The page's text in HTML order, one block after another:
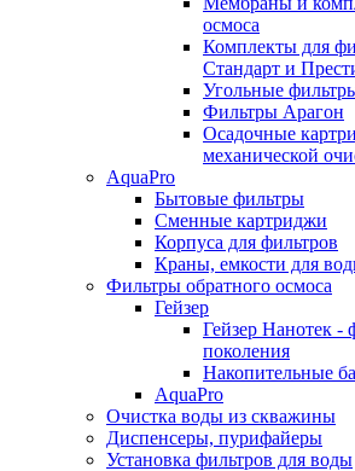
осмоса
Комплекты для
Стандарт и
Угольные
Фильтры Арагон
Осадочные
механической
AquaPro
Бытовые фильтры
Сменные картриджи
Корпуса для фильтров
Краны, емкости для
Фильтры обратного осмоса
Гейзер
Гейзер Нанотек -
поколения
Накопительные
AquaPro
Очистка воды из скважины
Диспенсеры, пурифайеры
Установка фильтров для воды